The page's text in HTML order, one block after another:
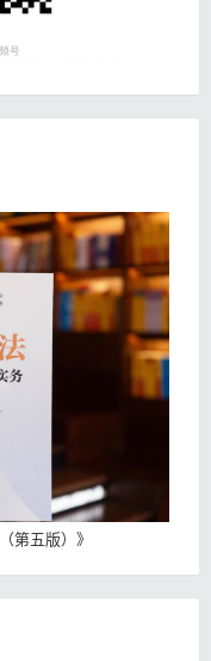
第五版） 》